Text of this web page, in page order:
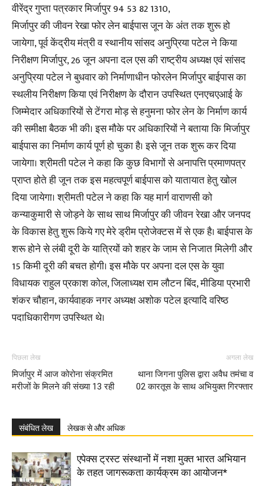
वीरेंद्र गुप्ता पत्रकार मिर्जापुर 94 53 82 1310,
मिर्जापुर की जीवन रेखा फोर लेन बाईपास जून के अंत तक शुरू हो
जायेगा, पूर्व केंद्रीय मंत्री व स्थानीय सांसद अनुप्रिया पटेल ने किया
निरीक्षण मिर्जापुर, 26 जून अपना दल एस की राष्ट्रीय अध्यक्ष एवं सांसद
अनुप्रिया पटेल ने बुधवार को निर्माणाधीन फोरलेन मिर्जापुर बाईपास का
स्थलीय निरीक्षण किया एवं निरीक्षण के दौरान उपस्थित एनएचएआई के
जिम्मेदार अधिकारियों से टेंगरा मोड़ से हनुमना फोर लेन के निर्माण कार्य
की समीक्षा बैठक भी की। इस मौके पर अधिकारियों ने बताया कि मिर्जापुर
बाईपास का निर्माण कार्य पूर्ण हो चुका है। इसे जून तक शुरू कर दिया
जायेगा। श्रीमती पटेल ने कहा कि कुछ विभागों से अनापत्ति प्रमाणपत्र
प्राप्त होते ही जून तक इस महत्वपूर्ण बाईपास को यातायात हेतु खोल
दिया जायेगा। श्रीमती पटेल ने कहा कि यह मार्ग वाराणसी को
कन्याकुमारी से जोड़ने के साथ साथ मिर्जापुर की जीवन रेखा और जनपद
के विकास हेतु शुरू किये गए मेरे ड्रीम प्रोजेक्टस में से एक है। बाईपास के
शरू होने से लंबी दूरी के यात्रियों को शहर के जाम से निजात मिलेगी और
15 किमी दूरी की बचत होगी। इस मौके पर अपना दल एस के युवा
विधायक राहुल प्रकाश कोल, जिलाध्यक्ष राम लौटन बिंद, मीडिया प्रभारी
शंकर चौहान, कार्यवाहक नगर अध्यक्ष अशोक पटेल इत्यादि वरिष्ठ
पदाधिकारीगण उपस्थित थे।
पिछला लेख
मिर्जापुर में आज कोरोना संक्रमित
मरीजों के मिलने की संख्या 13 रही
अगला लेख
थाना जिगना पुलिस द्वारा अवैध तमंचा व
02 कारतूस के साथ अभियुक्त गिरफ्तार
संबंधित लेख लेखक से और अधिक
एपेक्स ट्रस्ट संस्थानों में नशा मुक्त भारत अभियान
के तहत जागरूकता कार्यक्रम का आयोजन*